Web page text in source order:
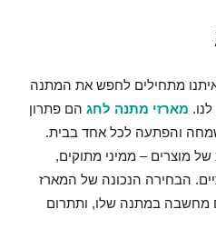
מתחילים לחפש את המתנה
מארזי מתנה לחג הם פתרון
והפתעה לכל אחד בבית.
של מוצרים – ממיני מתוקים,
הבחירה הנכונה של המארז
מחשבה במתנה שלו, ותתרום